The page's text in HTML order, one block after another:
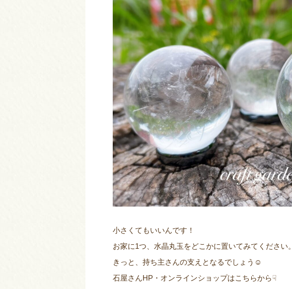
小さくてもいいんです！
お家に1つ、水晶丸玉をどこかに置いてみてください。
きっと、持ち主さんの支えとなるでしょう☺
石屋さんHP・オンラインショップはこちらから☟